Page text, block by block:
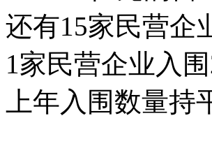
还有15家民营企
1家民营企业入
上年入围数量持